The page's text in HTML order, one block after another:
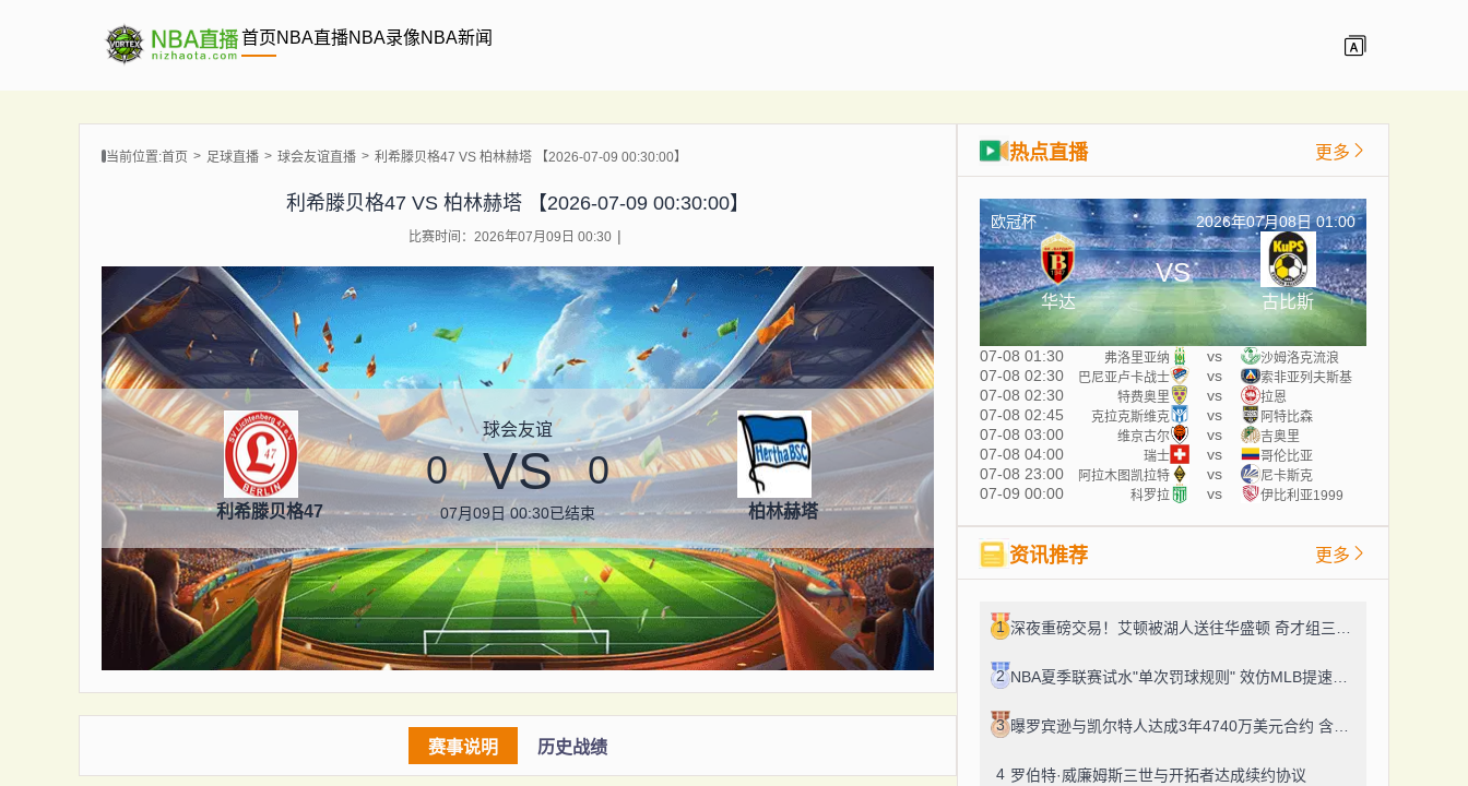
首页NBA直播NBA录像NBA新闻
当前位置:首页 足球直播 球会友谊直播 利希滕贝格47 VS 柏林赫塔 【2026-07-09 00:30:00】
利希滕贝格47 VS 柏林赫塔 【2026-07-09 00:30:00】
比赛时间：2026年07月09日 00:30
利希滕贝格47
球会友谊
0 VS 0
07月09日 00:30已结束 柏林赫塔
赛事说明 历史战绩
热点直播 更多
欧冠杯 2026年07月08日 01:00
华达
VS
古比斯
07-08 01:30 弗洛里亚纳 vs 沙姆洛克流浪
07-08 02:30 巴尼亚卢卡战士 vs 索非亚列夫斯基
07-08 02:30 特费奥里 vs 拉恩
07-08 02:45 克拉克斯维克 vs 阿特比森
07-08 03:00 维京古尔 vs 吉奥里
07-08 04:00 瑞士 vs 哥伦比亚
07-08 23:00 阿拉木图凯拉特 vs 尼卡斯克
07-09 00:00 科罗拉 vs 伊比利亚1999
资讯推荐 更多
1
2
3
4 罗伯特·威廉姆斯三世与开拓者达成续约协议